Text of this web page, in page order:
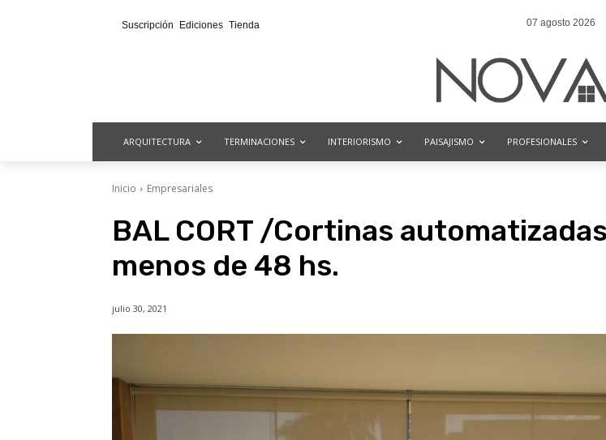
Suscripción Ediciones Tienda 07 agosto 2026
ARQUITECTURA TERMINACIONES INTERIORISMO PAISAJISMO PROFESIONALES
Inicio Empresariales
BAL CORT /Cortinas
menos de 48 hs.
julio 30, 2021